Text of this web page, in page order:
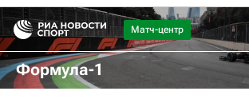
Матч-центр
Формула-1